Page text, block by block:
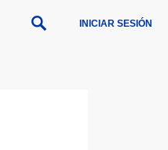
INICIAR SESIÓN